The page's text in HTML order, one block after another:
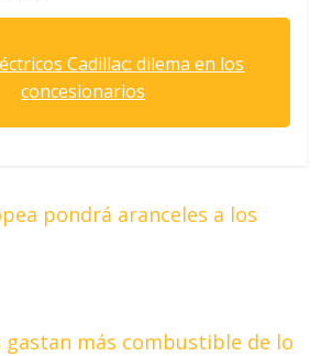
Cadillac: dilema en los
concesionarios
pondrá aranceles a los
gastan más combustible de lo